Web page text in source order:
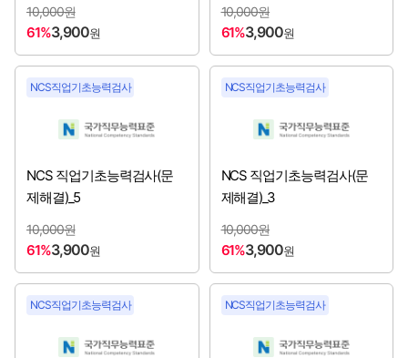
한국형사·법무정책연구원
한식진흥원 [2026년 3분기 채용시작]
IBK기업은행 [2026년 3분기 채용시작]
공무원연금공단 [2026년 하반기 채용시작]
국가철도공단 [2026년 하반기 채용시작]
국립공원공단 [2026년 하반기 채용시작]
국민건강보험공단 [2026년 하반기 채용시작]
국방과학연구소
10,000원
61%3,900원
10,000원
61%3,900원
NCS직업기초능력검사
NCS 직업기초능력검사(문
제해결)_5
10,000원
61%3,900원
NCS직업기초능력검사
NCS 직업기초능력검사(문
제해결)_3
10,000원
61%3,900원
NCS직업기초능력검사 NCS직업기초능력검사